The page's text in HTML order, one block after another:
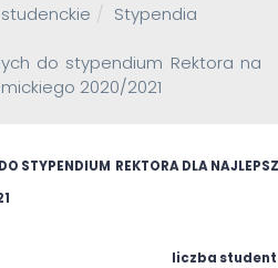
Stypendia
do stypendium Rektora na
2020/2021
STYPENDIUM REKTORA DLA
liczba